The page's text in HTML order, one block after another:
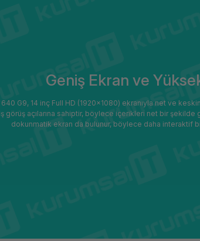
Geniş Ekran ve
G9, 14 inç Full HD (1920x1080) ekranıyla net ve
görüş açılarına sahiptir, böylece içerikleri net bir şekilde
dokunmatik ekran da bulunur, böylece daha interaktif